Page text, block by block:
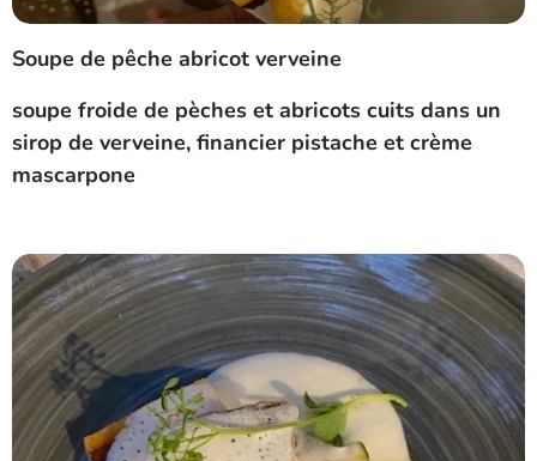
Soupe de pêche abricot verveine
soupe froide de pèches et abricots cuits dans un
sirop de verveine, financier pistache et crème
mascarpone